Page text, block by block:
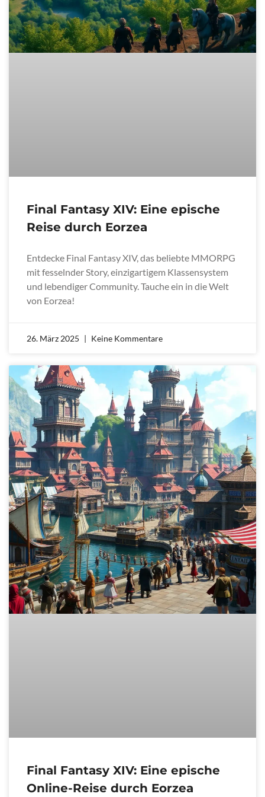
Final Fantasy XIV: Eine epische
Reise durch Eorzea
Entdecke Final Fantasy XIV, das beliebte MMORPG
mit fesselnder Story, einzigartigem Klassensystem
und lebendiger Community. Tauche ein in die Welt
von Eorzea!
26. März 2025 Keine Kommentare
Final Fantasy XIV: Eine epische
Online-Reise durch Eorzea